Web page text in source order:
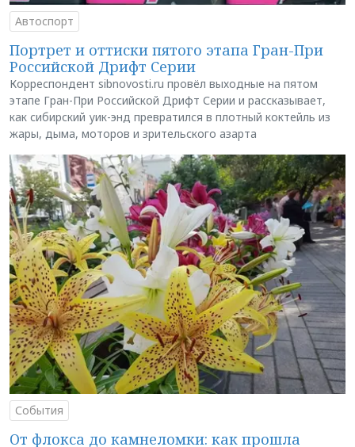
Автоспорт
Портрет и оттиски пятого этапа Гран-При
Российской Дрифт Серии
Корреспондент sibnovosti.ru провёл выходные на пятом
этапе Гран-При Российской Дрифт Серии и рассказывает,
как сибирский уик-энд превратился в плотный коктейль из
жары, дыма, моторов и зрительского азарта
События
От флокса до камнеломки: как прошла